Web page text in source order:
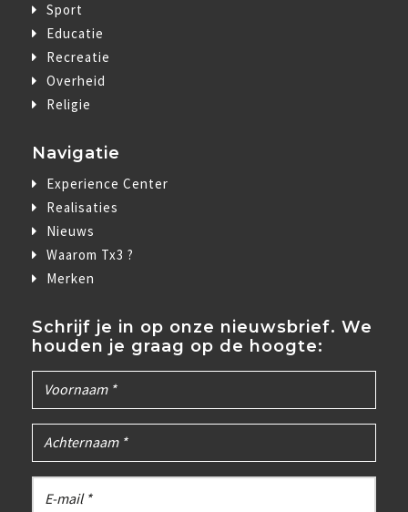
Sport
Educatie
Recreatie
Overheid
Religie
Navigatie
Experience Center
Realisaties
Nieuws
Waarom Tx3 ?
Merken
Schrijf je in op onze nieuwsbrief. We
houden je graag op de hoogte: